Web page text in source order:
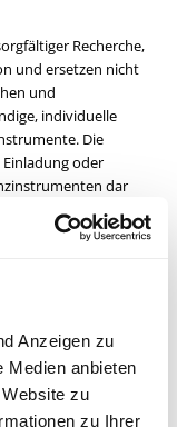
Anzeigen zu
Medien anbieten
zu
zu Ihrer
Recherche,
und ersetzen nicht
und
individuelle
Die
oder
dar
umfassende
zu Risiken und
enthaltenen
beruhen auf
in diesem